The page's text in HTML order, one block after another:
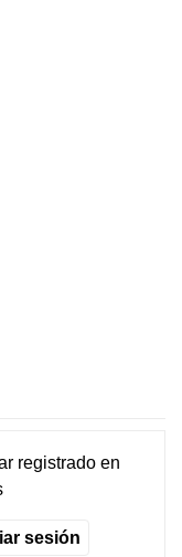
registradoen
sesión